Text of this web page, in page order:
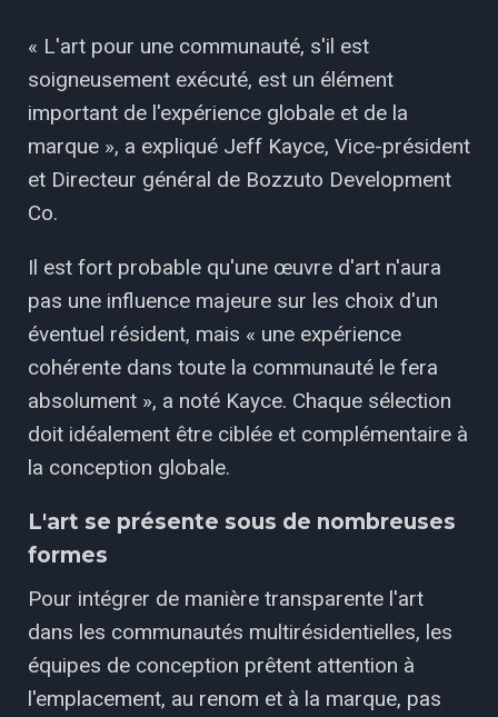
« L'art pour une communauté, s'il est
soigneusement exécuté, est un élément
important de l'expérience globale et de la
marque », a expliqué Jeff Kayce, Vice-président
et Directeur général de Bozzuto Development
Co.
Il est fort probable qu'une œuvre d'art n'aura
pas une influence majeure sur les choix d'un
éventuel résident, mais « une expérience
cohérente dans toute la communauté le fera
absolument », a noté Kayce. Chaque sélection
doit idéalement être ciblée et complémentaire à
la conception globale.
L'art se présente sous de nombreuses
formes
Pour intégrer de manière transparente l'art
dans les communautés multirésidentielles, les
équipes de conception prêtent attention à
l'emplacement, au renom et à la marque, pas